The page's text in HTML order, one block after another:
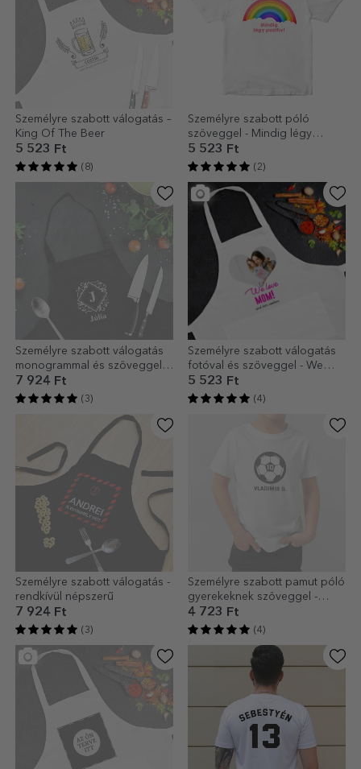
Személyre szabott válogatás –
King Of The Beer
5 523 Ft
(8)
Személyre szabott póló
szöveggel - Mindig légy
pozitív!
5 523 Ft
(2)
Személyre szabott válogatás
monogrammal és szöveggel -
Levelek
7 924 Ft
(3)
Személyre szabott válogatás
fotóval és szöveggel - We
Love
5 523 Ft
(4)
Személyre szabott válogatás -
rendkívül népszerű
7 924 Ft
(3)
Személyre szabott pamut póló
gyerekeknek szöveggel -
Futball
4 723 Ft
(4)